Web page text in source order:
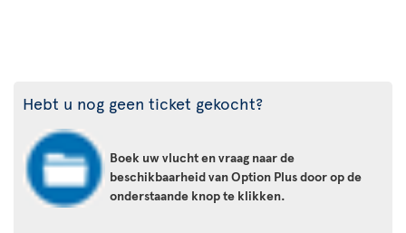
Hebt u nog geen ticket gekocht?
Boek uw vlucht en vraag naar de
beschikbaarheid van Option Plus door op de
onderstaande knop te klikken.